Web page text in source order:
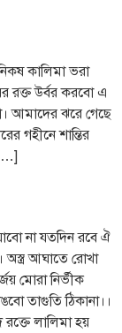
কালিমা ভরা
রক্ত উর্বর করবো এ
আমাদের ঝরে গেছে
গহীনে শান্তির
না যতদিন রবে ঐ
আঘাতে রোখা
মোরা নির্ভীক
তাগুতি ঠিকানা।।
লালিমা হয়